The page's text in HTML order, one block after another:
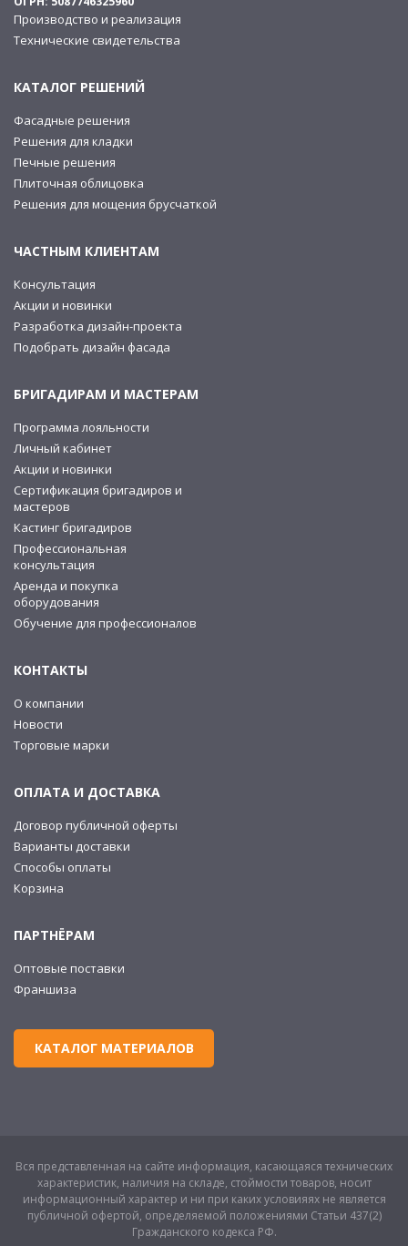
Производство и реализация
Технические свидетельства
КАТАЛОГ РЕШЕНИЙ
Фасадные решения
Решения для кладки
Печные решения
Плиточная облицовка
Решения для мощения брусчаткой
ЧАСТНЫМ КЛИЕНТАМ
Консультация
Акции и новинки
Разработка дизайн-проекта
Подобрать дизайн фасада
БРИГАДИРАМ И МАСТЕРАМ
Программа лояльности
Личный кабинет
Акции и новинки
Сертификация бригадиров и
мастеров
Кастинг бригадиров
Профессиональная
консультация
Аренда и покупка
оборудования
Обучение для профессионалов
КОНТАКТЫ
О компании
Новости
Торговые марки
ОПЛАТА И ДОСТАВКА
Договор публичной оферты
Варианты доставки
Способы оплаты
Корзина
ПАРТНЁРАМ
Оптовые поставки
Франшиза
КАТАЛОГ МАТЕРИАЛОВ
Вся представленная на сайте информация, касающаяся технических
характеристик, наличия на складе, стоймости товаров, носит
информационный характер и ни при каких условияях не является
публичной офертой, определяемой положениями Статьи 437(2)
Гражданского кодекса РФ.